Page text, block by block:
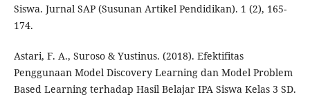
Siswa. Jurnal SAP (Susunan Artikel Pendidikan). 1 (2), 165-
174.
Astari, F. A., Suroso & Yustinus. (2018). Efektifitas
Penggunaan Model Discovery Learning dan Model Problem
Based Learning terhadap Hasil Belajar IPA Siswa Kelas 3 SD.